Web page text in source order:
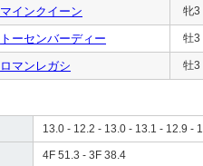
マインクイーン 牝3
トーセンバーディー 牡3
ロマンレガシ 牡3
13.0 - 12.2 - 13.0 - 13.1 - 12.9 -
4F 51.3 - 3F 38.4